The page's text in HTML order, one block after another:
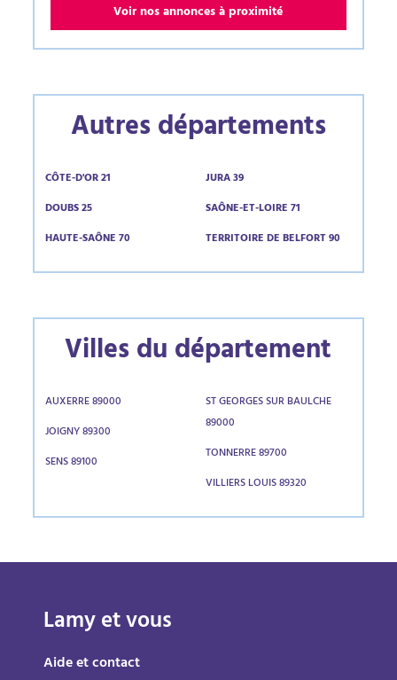
Voir nos annonces à proximité
Autres départements
CÔTE-D'OR 21
DOUBS 25
HAUTE-SAÔNE 70
JURA 39
SAÔNE-ET-LOIRE 71
TERRITOIRE DE BELFORT 90
Villes du département
AUXERRE 89000
JOIGNY 89300
SENS 89100
ST GEORGES SUR BAULCHE
89000
TONNERRE 89700
VILLIERS LOUIS 89320
Lamy et vous
Aide et contact